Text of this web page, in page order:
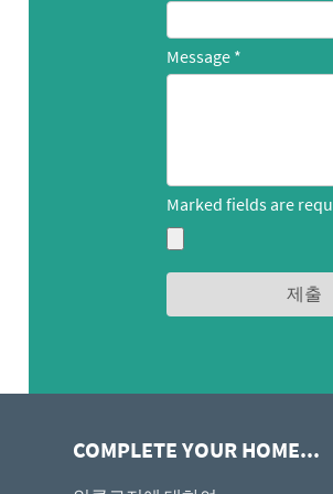
Message
Marked fields are
COMPLETE YOUR HOME...